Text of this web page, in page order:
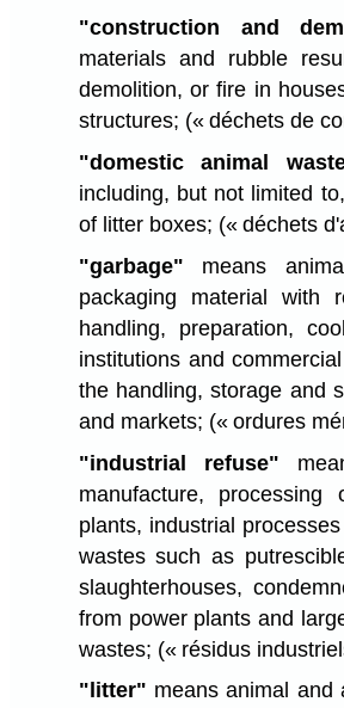
"construction and
materials and rubble
demolition, or fire in
structures; (« déchets de
"domestic animal
including, but not limited
of litter boxes; (« déchets
"garbage" means
packaging material with
handling, preparation,
institutions and
the handling, storage and
and markets; (« ordures
"industrial refuse"
manufacture,
plants, industrial
wastes such as
slaughterhouses,
from power plants and
wastes; (« résidus
"litter" means animal and